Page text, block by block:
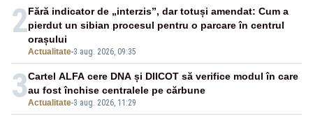
2
Actualitate-3 aug. 2026, 09:35
Fără indicator de „interzis”, dar totuși amendat: Cum a
pierdut un sibian procesul pentru o parcare în centrul
orașului
3Actualitate-3 aug. 2026, 11:29
Cartel ALFA cere DNA și DIICOT să verifice modul în care
au fost închise centralele pe cărbune